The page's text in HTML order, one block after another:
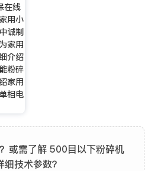
在线
用小
诚制
家用
介绍
粉碎
家用
相电
或需了解 500目以下粉碎机
细技术参数？